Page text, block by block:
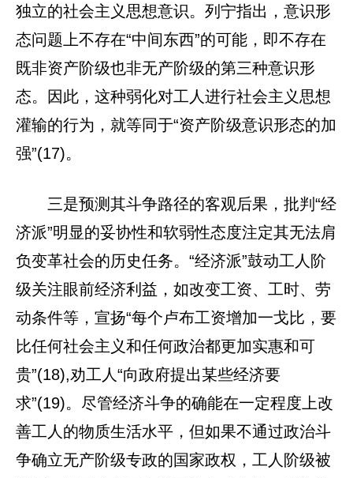
独立的社会主义思想意识。列宁指出，意识形
态问题上不存在“中间东西”的可能，即不存在
既非资产阶级也非无产阶级的第三种意识形
态。因此，这种弱化对工人进行社会主义思想
灌输的行为，就等同于“资产阶级意识形态的加
强”(17)。
三是预测其斗争路径的客观后果，批判“经
济派”明显的妥协性和软弱性态度注定其无法肩
负变革社会的历史任务。“经济派”鼓动工人阶
级关注眼前经济利益，如改变工资、工时、劳
动条件等，宣扬“每个卢布工资增加一戈比，要
比任何社会主义和任何政治都更加实惠和可
贵”(18),劝工人“向政府提出某些经济要
求”(19)。尽管经济斗争的确能在一定程度上改
善工人的物质生活水平，但如果不通过政治斗
争确立无产阶级专政的国家政权，工人阶级被